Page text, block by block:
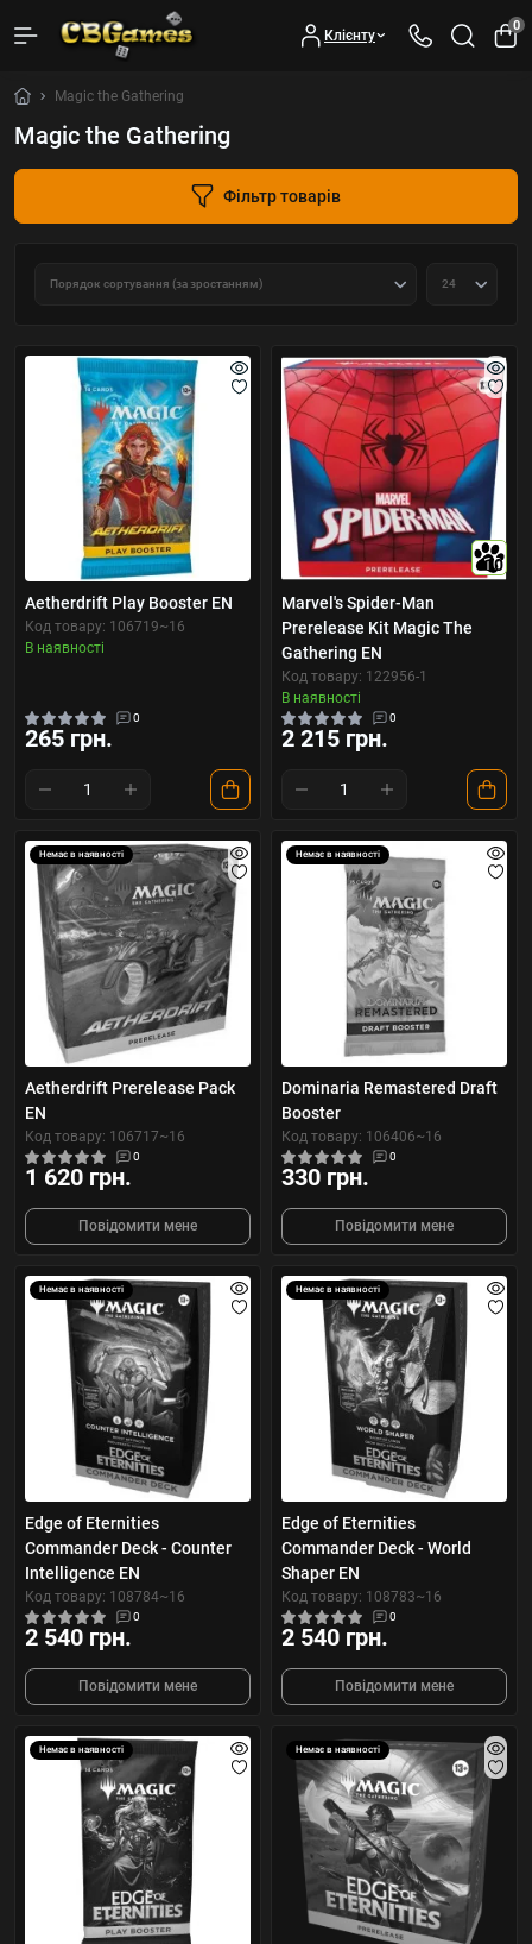
Клієнту
0
Magic the Gathering
Magic the Gathering
Фільтр товарів
Aetherdrift Play Booster EN
Код товару: 106719~16
В наявності
0
265 грн.
10
Marvel's Spider-Man
Prerelease Kit Magic The
Gathering EN
Код товару: 122956-1
В наявності
0
2 215 грн.
Немає в наявності
Aetherdrift Prerelease Pack
EN
Код товару: 106717~16
0
1 620 грн.
Повідомити мене
Немає в наявності
Dominaria Remastered Draft
Booster
Код товару: 106406~16
0
330 грн.
Повідомити мене
Немає в наявності
Edge of Eternities
Commander Deck - Counter
Intelligence EN
Код товару: 108784~16
0
2 540 грн.
Повідомити мене
Немає в наявності
Edge of Eternities
Commander Deck - World
Shaper EN
Код товару: 108783~16
0
2 540 грн.
Повідомити мене
Немає в наявності Немає в наявності